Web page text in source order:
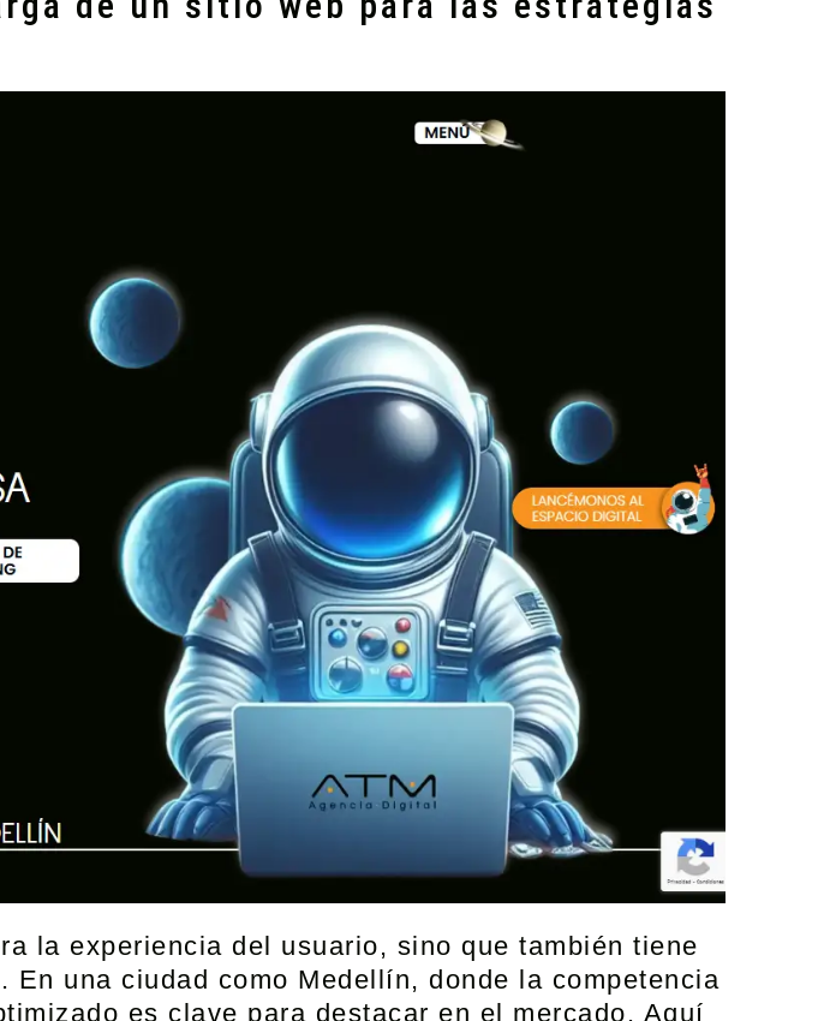
la experiencia del usuario, sino que también tiene
. En una ciudad como Medellín, donde la competencia
es clave para destacar en el mercado. Aquí